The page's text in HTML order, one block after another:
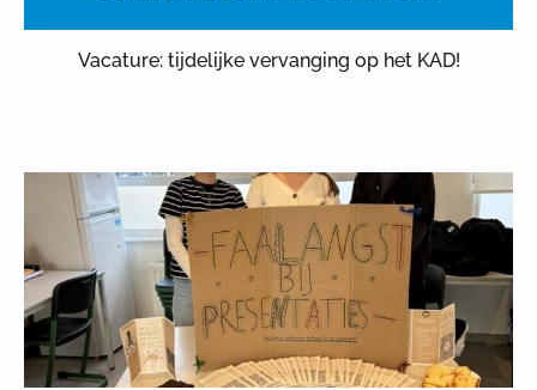
Vacature: tijdelijke vervanging op het KAD!